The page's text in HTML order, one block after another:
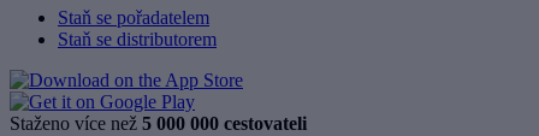
Staň se pořadatelem
Staň se distributorem
Staženo více než 5 000 000 cestovateli